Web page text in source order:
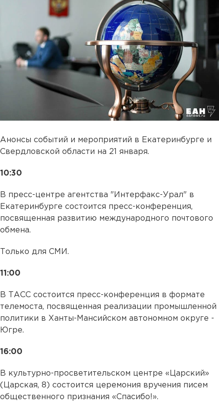
Анонсы событий и мероприятий в Екатеринбурге и
Свердловской области на 21 января.
10:30
В пресс-центре агентства "Интерфакс-Урал" в
Екатеринбурге состоится пресс-конференция,
посвященная развитию международного почтового
обмена.
Только для СМИ.
11:00
В ТАСС состоится пресс-конференция в формате
телемоста, посвященная реализации промышленной
политики в Ханты-Мансийском автономном округе -
Югре.
16:00
В культурно-просветительском центре «Царский»
(Царская, 8) состоится церемония вручения писем
общественного признания «Спасибо!».